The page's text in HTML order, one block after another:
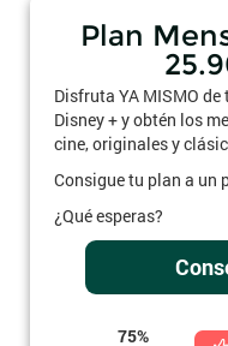
Plan
Disfruta YA MISMO
Disney + y obtén los
cine, originales y
Consigue tu plan a un
¿Qué esperas?
75%